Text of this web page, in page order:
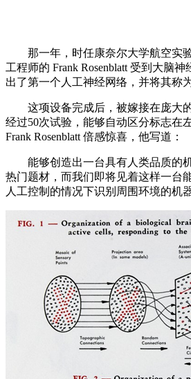
那一年，时任康奈尔大学航空实验
工程师的 Frank Rosenblatt 受到大脑
出了第一个人工神经网络，并将其称
这项设备完成后，被嫁接在庞大的
经过50次试验，能够自动区分标志在
Frank Rosenblatt 倍感惊喜，他写道：
能够创造出一台具有人类品质的
热门题材，而我们即将见着这样一台
人工控制的情况下识别周围环境的机